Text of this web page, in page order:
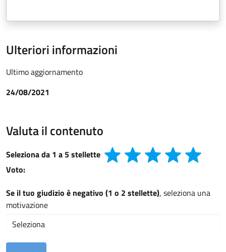
Ulteriori informazioni
Ultimo aggiornamento
24/08/2021
Valuta il contenuto
Seleziona da 1 a 5 stellette
Voto:
Se il tuo giudizio è negativo (1 o 2 stellette), seleziona una
motivazione